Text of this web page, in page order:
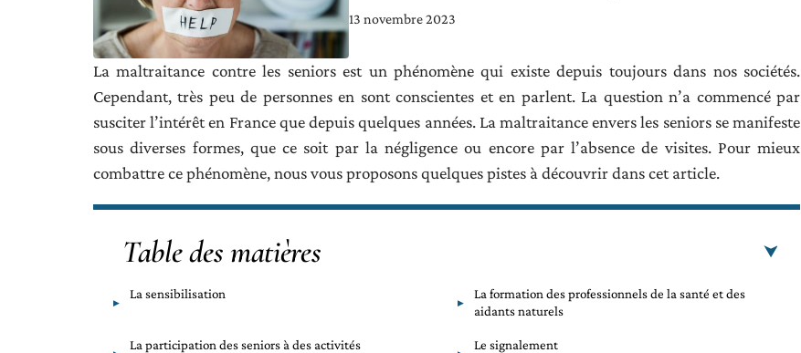
13 novembre 2023
La maltraitance contre les seniors est un phénomène qui existe depuis toujours dans nos sociétés.
Cependant, très peu de personnes en sont conscientes et en parlent. La question n’a commencé par
susciter l’intérêt en France que depuis quelques années. La maltraitance envers les seniors se manifeste
sous diverses formes, que ce soit par la négligence ou encore par l’absence de visites. Pour mieux
combattre ce phénomène, nous vous proposons quelques pistes à découvrir dans cet article.
Table des matières
La sensibilisation
La formation des professionnels de la santé et des
aidants naturels
La participation des seniors à des activités
Le signalement